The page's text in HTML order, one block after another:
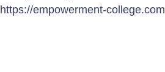
https://empowerment-college.com